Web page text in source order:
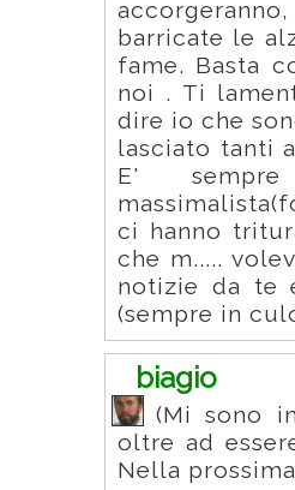
barricate le
fame. Basta
noi . Ti
dire io che
lasciato tanti
E' sempre
ci hanno
che m.....
notizie da te
(sempre in
biagio
(Mi sono
oltre ad
Nella